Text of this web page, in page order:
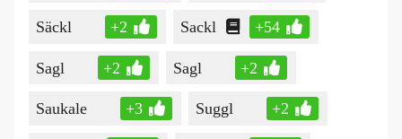
Säckl +2 Sackl +54
Sagl +2 Sagl +2
Saukale +3 Suggl +2